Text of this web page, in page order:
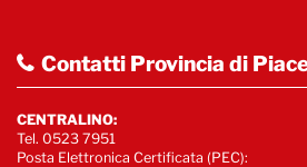
Contatti Provincia di
CENTRALINO:
Tel. 0523 7951
Posta Elettronica Certificata (PEC):